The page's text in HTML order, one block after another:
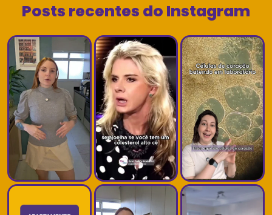
Posts recentes do Instagram